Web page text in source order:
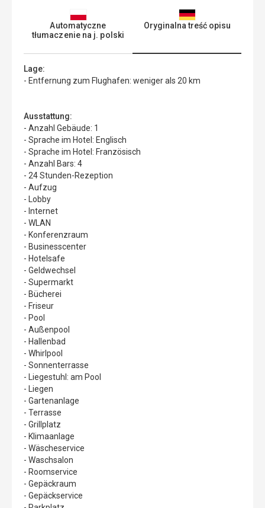
Automatyczne
tłumaczenie na j. polski
Oryginalna treść opisu
Lage:
- Entfernung zum Flughafen: weniger als 20 km
Ausstattung:
- Anzahl Gebäude: 1
- Sprache im Hotel: Englisch
- Sprache im Hotel: Französisch
- Anzahl Bars: 4
- 24 Stunden-Rezeption
- Aufzug
- Lobby
- Internet
- WLAN
- Konferenzraum
- Businesscenter
- Hotelsafe
- Geldwechsel
- Supermarkt
- Bücherei
- Friseur
- Pool
- Außenpool
- Hallenbad
- Whirlpool
- Sonnenterrasse
- Liegestuhl: am Pool
- Liegen
- Gartenanlage
- Terrasse
- Grillplatz
- Klimaanlage
- Wäscheservice
- Waschsalon
- Roomservice
- Gepäckraum
- Gepäckservice